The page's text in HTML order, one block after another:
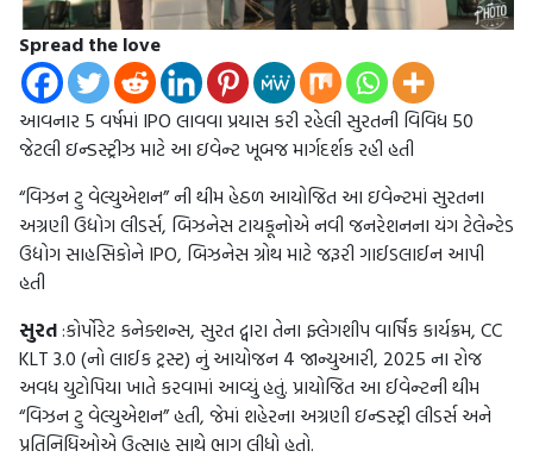
Spread the love
આવનાર 5 વર્ષમાં IPO લાવવા પ્રયાસ કરી રહેલી સુરતની વિવિધ 50
જેટલી ઇન્ડસ્ટ્રીઝ માટે આ ઇવેન્ટ ખૂબજ માર્ગદર્શક રહી હતી
“વિઝન ટુ વેલ્યુએશન” ની થીમ હેઠળ આયોજિત આ ઇવેન્ટમાં સુરતના
અગ્રણી ઉદ્યોગ લીડર્સ, બિઝનેસ ટાયકૂનોએ નવી જનરેશનના યંગ ટેલેન્ટેડ
ઉદ્યોગ સાહસિકોને IPO, બિઝનેસ ગ્રોથ માટે જરૂરી ગાઈડલાઈન આપી
હતી
સુરત:કોર્પોરેટ કનેક્શન્સ, સુરત દ્વારા તેના ફ્લેગશીપ વાર્ષિક કાર્યક્રમ, CC
KLT 3.0 (નો લાઈક ટ્રસ્ટ) નું આયોજન 4 જાન્યુઆરી, 2025 ના રોજ
અવધ યુટોપિયા ખાતે કરવામાં આવ્યું હતું. પ્રાયોજિત આ ઈવેન્ટની થીમ
“વિઝન ટુ વેલ્યુએશન” હતી, જેમાં શહેરના અગ્રણી ઇન્ડસ્ટ્રી લીડર્સ અને
પ્રતિનિધિઓએ ઉત્સાહ સાથે ભાગ લીધો હતો.